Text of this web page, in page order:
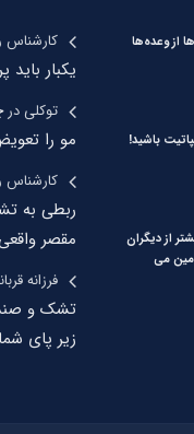
از وعده‌ها
باشید!
از دیگران
می
کارشناس
یکبار
توکلیدر
مو را
کارشناس
ربطی به
مقصر
فرزانه
تشک و
زیر پای